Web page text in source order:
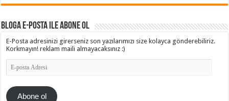
Bloga e-posta ile abone ol
E-Posta adresinizi girerseniz son yazılarımızı size kolayca gönderebiliriz.
Korkmayın! reklam maili almayacaksınız :)
E-
posta
Abone ol